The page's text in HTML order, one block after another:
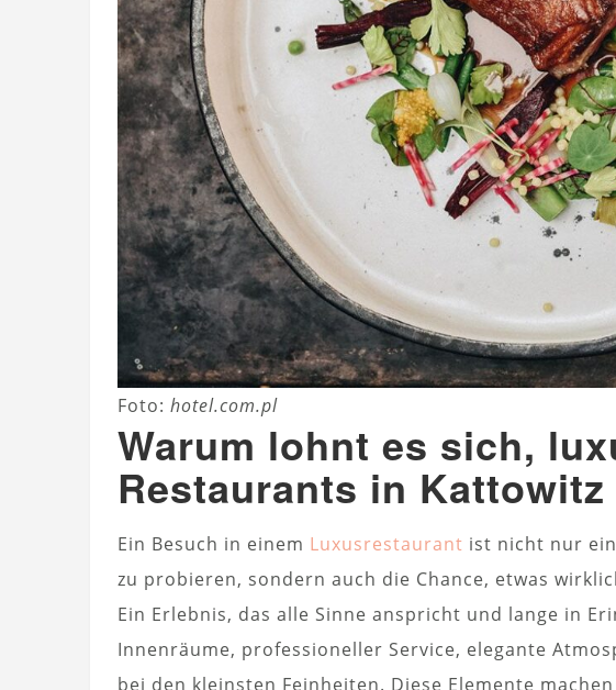
Foto: hotel.com.pl
Warum lohnt es sich,
Restaurants in
Ein Besuch in einem Luxusrestaurant ist nicht nur
zu probieren, sondern auch die Chance, etwas
Ein Erlebnis, das alle Sinne anspricht und lange in
Innenräume, professioneller Service, elegante
bei den kleinsten Feinheiten. Diese Elemente